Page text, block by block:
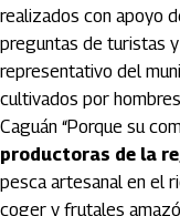
realizados con apoyo
preguntas de turistas
representativo del
cultivados por
Caguán “Porque su
productoras de la
pesca artesanal en el
coger y frutales